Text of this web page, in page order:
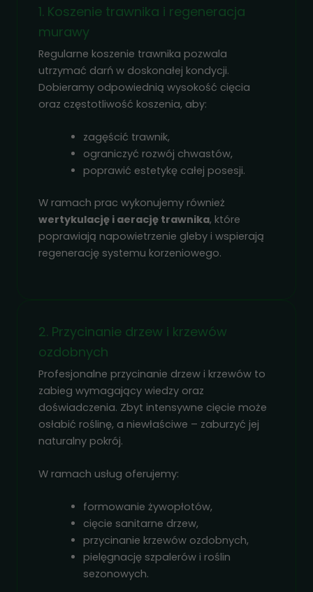
1. Koszenie trawnika i regeneracja
murawy
Regularne koszenie trawnika pozwala
utrzymać darń w doskonałej kondycji.
Dobieramy odpowiednią wysokość cięcia
oraz częstotliwość koszenia, aby:
zagęścić trawnik,
ograniczyć rozwój chwastów,
poprawić estetykę całej posesji.
W ramach prac wykonujemy również
wertykulację i aerację trawnika, które
poprawiają napowietrzenie gleby i wspierają
regenerację systemu korzeniowego.
2. Przycinanie drzew i krzewów
ozdobnych
Profesjonalne przycinanie drzew i krzewów to
zabieg wymagający wiedzy oraz
doświadczenia. Zbyt intensywne cięcie może
osłabić roślinę, a niewłaściwe – zaburzyć jej
naturalny pokrój.
W ramach usług oferujemy:
formowanie żywopłotów,
cięcie sanitarne drzew,
przycinanie krzewów ozdobnych,
pielęgnację szpalerów i roślin
sezonowych.